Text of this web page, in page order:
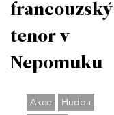
francouzský
tenor v
Nepomuku
Akce
Hudba